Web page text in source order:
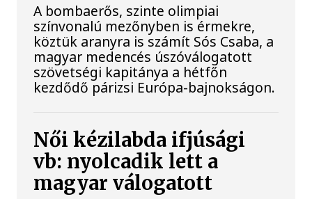
A bombaerős, szinte olimpiai
színvonalú mezőnyben is érmekre,
köztük aranyra is számít Sós Csaba, a
magyar medencés úszóválogatott
szövetségi kapitánya a hétfőn
kezdődő párizsi Európa-bajnokságon.
Női kézilabda ifjúsági
vb: nyolcadik lett a
magyar válogatott